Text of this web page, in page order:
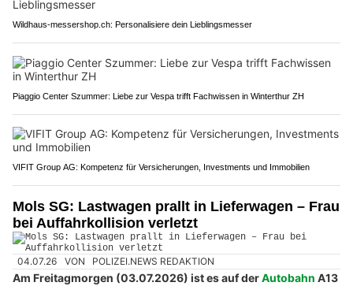
Wildhaus-messershop.ch: Personalisiere dein Lieblingsmesser
Piaggio Center Szummer: Liebe zur Vespa trifft Fachwissen in Winterthur ZH
VIFIT Group AG: Kompetenz für Versicherungen, Investments und Immobilien
Mols SG: Lastwagen prallt in Lieferwagen – Frau
bei Auffahrkollision verletzt
04.07.26 VON POLIZEI.NEWS REDAKTION
Am Freitagmorgen (03.07.2026) ist es auf derAutobahn A13